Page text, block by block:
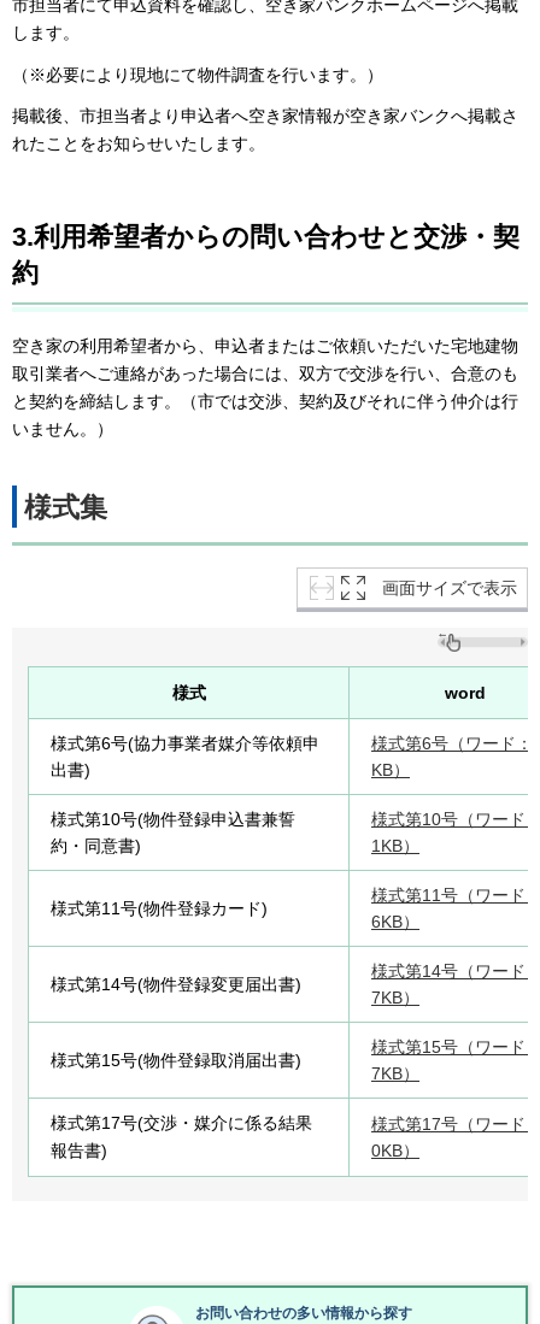
市担当者にて申込資料を確認し、空き家バンクホームページへ掲載
します。
（※必要により現地にて物件調査を行います。）
掲載後、市担当者より申込者へ空き家情報が空き家バンクへ掲載さ
れたことをお知らせいたします。
3.利用希望者からの問い合わせと交渉・契
約
空き家の利用希望者から、申込者またはご依頼いただいた宅地建物
取引業者へご連絡があった場合には、双方で交渉を行い、合意のも
と契約を締結します。（市では交渉、契約及びそれに伴う仲介は行
いません。）
様式集
画面サイズで表示
様式 word
様式第6号(協力事業者媒介等依頼申
出書)
様式第6号（ワード：
KB）
様式第10号(物件登録申込書兼誓
約・同意書)
様式第10号（ワード
1KB）
様式第11号(物件登録カード)
様式第11号（ワード
6KB）
様式第14号(物件登録変更届出書)
様式第14号（ワード
7KB）
様式第15号(物件登録取消届出書)
様式第15号（ワード
7KB）
様式第17号(交渉・媒介に係る結果
報告書)
様式第17号（ワード
0KB）
お問い合わせの多い情報から探す